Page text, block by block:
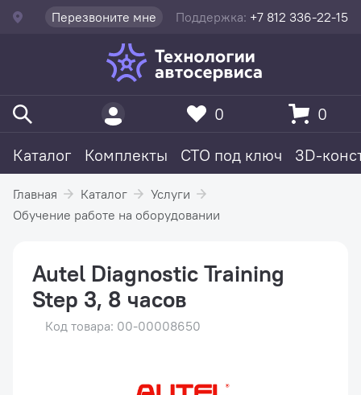
Перезвоните мне Поддержка: +7 812 336-22-15
Каталог Комплекты СТО под ключ 3D-
0 0
Главная Каталог
Услуги
Обучение работе на оборудовании
Autel Diagnostic Training
Step 3, 8 часов
Код товара: 00-00008650